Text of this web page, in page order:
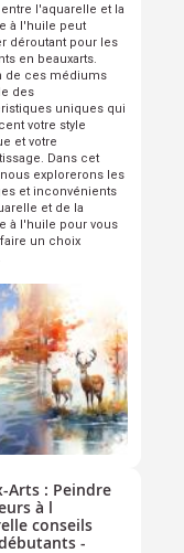
l'aquarelle et la
à l'huile peut
déroutant pour les
en beauxarts.
de ces médiums
des
uniques qui
votre style
et votre
Dans cet
explorerons les
et inconvénients
et de la
à l'huile pour vous
un choix
Arts : Peindre
à l
conseils
-